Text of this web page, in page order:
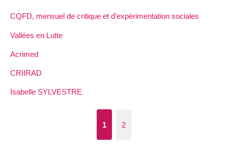
CQFD, mensuel de critique et d’expérimentation sociales
Vallées en Lutte
Acrimed
CRIIRAD
Isabelle SYLVESTRE
1 2